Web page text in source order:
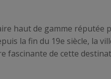
haut de gamme
la fin du 19e siècle, la
fascinante de cette